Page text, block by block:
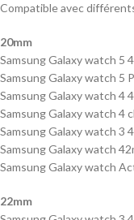
Compatible avec
20mm
Samsung Galaxy watch 5
Samsung Galaxy watch 5
Samsung Galaxy watch 4
Samsung Galaxy watch 4
Samsung Galaxy watch 3
Samsung Galaxy watch
Samsung Galaxy watch
22mm